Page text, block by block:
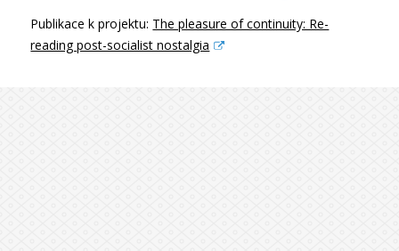
Publikace k projektu: The pleasure of continuity: Re-
reading post-socialist nostalgia